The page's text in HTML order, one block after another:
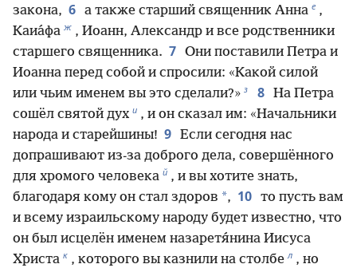
закона, 6 а также старший священник Анна е ,
Каиа́фа ж , Иоанн, Александр и все родственники
старшего священника. 7 Они поставили Петра и
Иоанна перед собой и спросили: «Какой силой
или чьим именем вы это сделали?» з 8 На Петра
сошёл святой дух и , и он сказал им: «Начальники
народа и старейшины! 9 Если сегодня нас
допрашивают из-за доброго дела, совершённого
для хромого человека й , и вы хотите знать,
благодаря кому он стал здоров *, 10 то пусть вам
и всему израильскому народу будет известно, что
он был исцелён именем назаретя́нина Иисуса
Христа к , которого вы казнили на столбе л , но